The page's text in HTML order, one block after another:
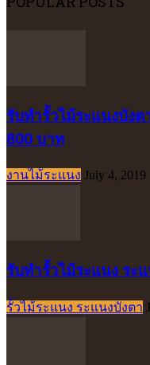
รับทำรั้วไม้ระแนงบังต
800 บาท
งานไม้ระแนง July 4, 2019
รับทำรั้วไม้ระแนง ระ
รั้วไม้ระแนง ระแนงบังตา